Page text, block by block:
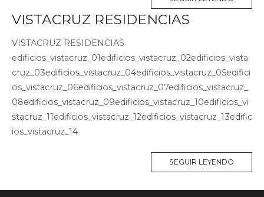
VISTACRUZ RESIDENCIAS
VISTACRUZ RESIDENCIAS
edificios_vistacruz_01edificios_vistacruz_02edificios_vista
cruz_03edificios_vistacruz_04edificios_vistacruz_05edifici
os_vistacruz_06edificios_vistacruz_07edificios_vistacruz_
08edificios_vistacruz_09edificios_vistacruz_10edificios_vi
stacruz_11edificios_vistacruz_12edificios_vistacruz_13edific
ios_vistacruz_14
SEGUIR LEYENDO